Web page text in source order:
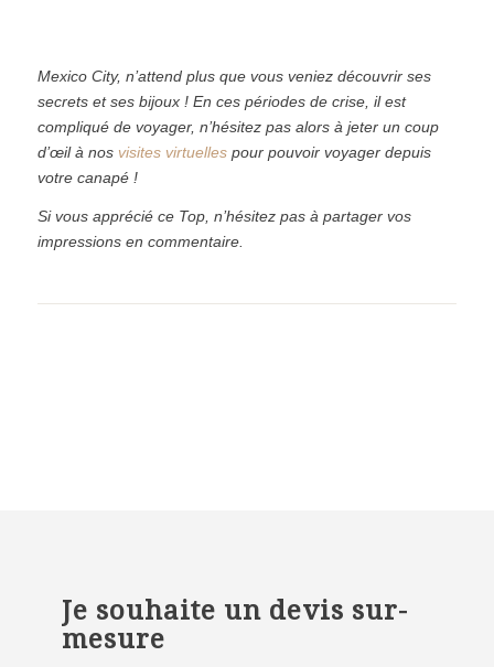
Mexico City, n’attend plus que vous veniez découvrir ses
secrets et ses bijoux ! En ces périodes de crise, il est
compliqué de voyager, n’hésitez pas alors à jeter un coup
d’œil à nos visites virtuellespour pouvoir voyager depuis
votre canapé !
Si vous apprécié ce Top, n’hésitez pas à partager vos
impressions en commentaire.
Je souhaite un devis sur-
mesure